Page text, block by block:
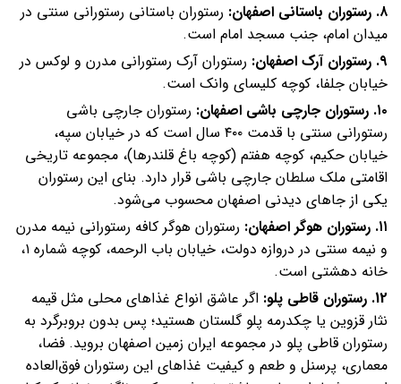
۸. رستوران باستانی اصفهان:
رستوران باستانی رستورانی سنتی در
میدان امام، جنب مسجد امام است.
۹. رستوران آرک اصفهان:
رستوران آرک رستورانی مدرن و لوکس در
خیابان جلفا، کوچه کلیسای وانک است.
۱۰. رستوران جارچی باشی اصفهان:
رستوران جارچی باشی
رستورانی سنتی با قدمت ۴۰۰ سال است که در خیابان سپه،
خیابان حکیم، کوچه هفتم (کوچه باغ قلندرها)، مجموعه تاریخی
اقامتی ملک سلطان جارچی باشی قرار دارد. بنای این رستوران
یکی از جاهای دیدنی اصفهان محسوب می‌شود.
۱۱. رستوران هوگر اصفهان:
رستوران هوگر کافه رستورانی نیمه مدرن
و نیمه سنتی در دروازه دولت، خیابان باب الرحمه، کوچه شماره ۱،
خانه دهشتی است.
12. رستوران قاطی پلو:
اگر عاشق انواع غذاهای محلی مثل قیمه
نثار قزوین یا چکدرمه پلو گلستان هستید؛ پس بدون بروبرگرد به
رستوران قاطی پلو در مجموعه ایران زمین اصفهان بروید. فضا،
معماری، پرسنل و طعم و کیفیت غذاهای این رستوران فوق‌العاده